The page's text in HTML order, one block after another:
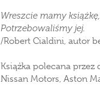
Wreszcie mamy
Potrzebowaliśmy jej.
/Robert Cialdini, autor
Książka polecana
Nissan Motors, Aston